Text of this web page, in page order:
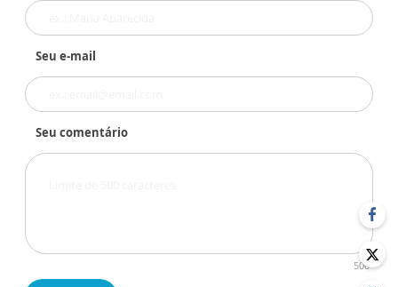
Seu e-mail
Seu comentário
500